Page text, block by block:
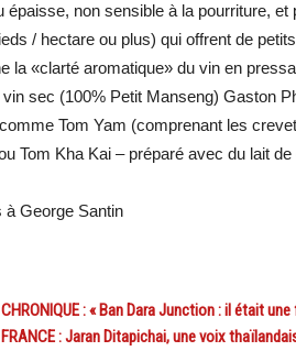
épaisse, non sensible à la pourriture,
/ hectare ou plus) qui offrent de
la «clarté aromatique» du vin en
sec (100% Petit Manseng) Gaston
Tom Yam (comprenant les
Tom Kha Kai – préparé avec du lait
George Santin
: « Ban Dara Junction : il était
: Jaran Ditapichai, une voix